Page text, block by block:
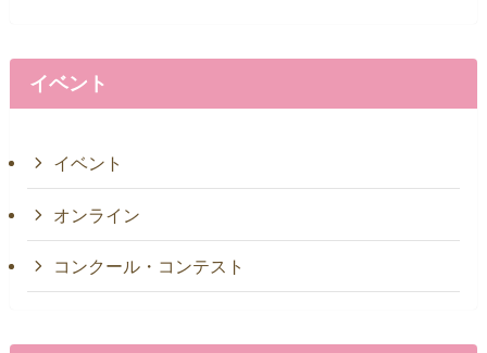
イベント
イベント
オンライン
コンクール・コンテスト